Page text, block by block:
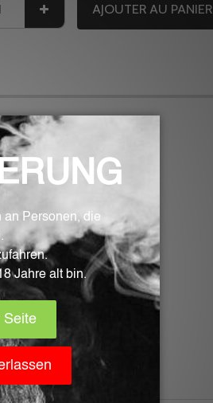
AJOUTER AU PANIER